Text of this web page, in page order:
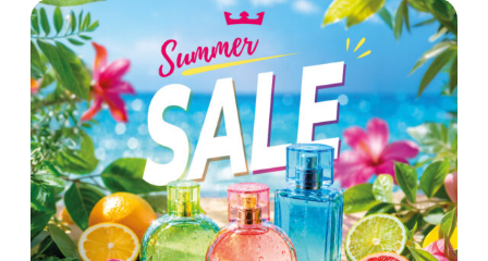
V
y
c
h
u
t
n
a
j
t